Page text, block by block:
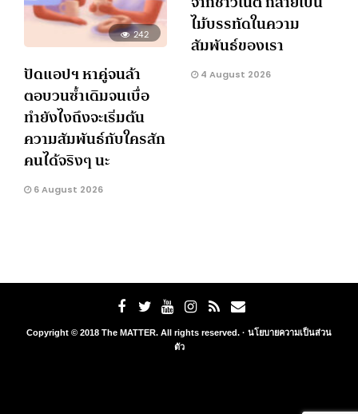
242
ปัดแอปฯ หาคู่จนล้า
ตอบวนซ้ำเดิมจนเบื่อ
ทำยังไงถึงจะเริ่มต้น
ความสัมพันธ์กับใครสัก
คนได้จริงๆ นะ
6 August 2026
ไม้บรรทัดในความ
สัมพันธ์ของเรา
4 August 2026
Copyright © 2018 The MATTER. All rights reserved. · นโยบายความเป็นส่วน
ตัว